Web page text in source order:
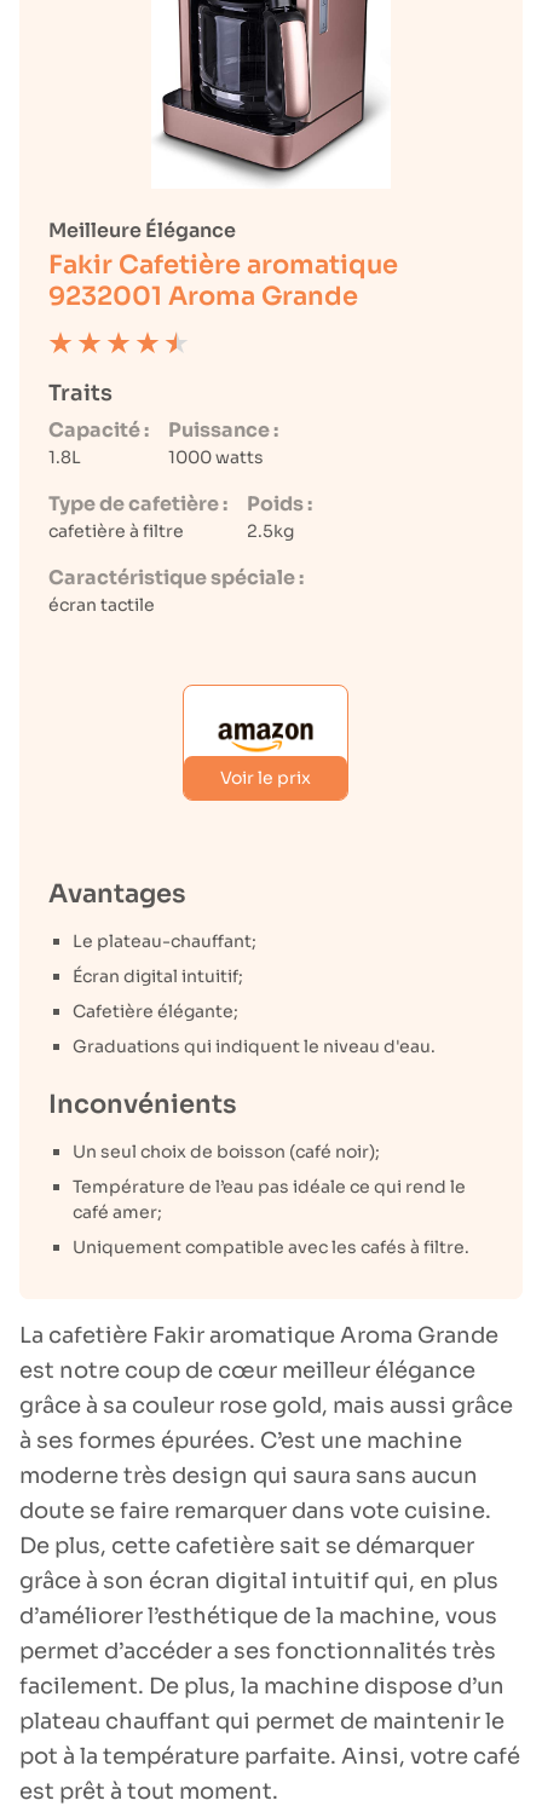
Meilleure Élégance
Fakir Cafetière aromatique
9232001 Aroma Grande
Traits
Capacité :
1.8L
Puissance :
1000 watts
Type de cafetière :
cafetière à filtre
Poids :
2.5kg
Caractéristique spéciale :
écran tactile
Voir le prix
Avantages
Le plateau-chauffant;
Écran digital intuitif;
Cafetière élégante;
Graduations qui indiquent le niveau d'eau.
Inconvénients
Un seul choix de boisson (café noir);
Température de l’eau pas idéale ce qui rend le
café amer;
Uniquement compatible avec les cafés à filtre.
La cafetière Fakir aromatique Aroma Grande
est notre coup de cœur meilleur élégance
grâce à sa couleur rose gold, mais aussi grâce
à ses formes épurées. C’est une machine
moderne très design qui saura sans aucun
doute se faire remarquer dans vote cuisine.
De plus, cette cafetière sait se démarquer
grâce à son écran digital intuitif qui, en plus
d’améliorer l’esthétique de la machine, vous
permet d’accéder a ses fonctionnalités très
facilement. De plus, la machine dispose d’un
plateau chauffant qui permet de maintenir le
pot à la température parfaite. Ainsi, votre café
est prêt à tout moment.